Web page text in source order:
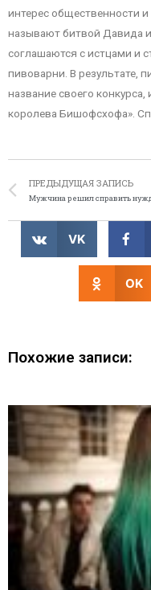
интерес общественности
называют битвой Давида
соглашаются с истцами и
пивоварни. В результате,
название своего
королева Бишофсхофа».
ПРЕДЫДУЩАЯ ЗАПИСЬ
VK
OK
Похожие записи: